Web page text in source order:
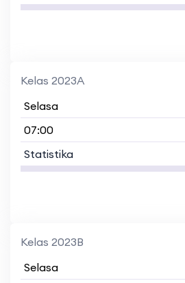
Kelas 2023A
Selasa
07:00
Statistika
Kelas 2023B
Selasa